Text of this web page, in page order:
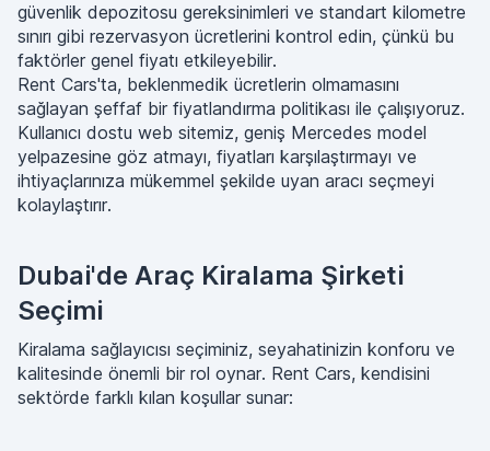
güvenlik depozitosu gereksinimleri ve standart kilometre
sınırı gibi rezervasyon ücretlerini kontrol edin, çünkü bu
faktörler genel fiyatı etkileyebilir.
Rent Cars'ta, beklenmedik ücretlerin olmamasını
sağlayan şeffaf bir fiyatlandırma politikası ile çalışıyoruz.
Kullanıcı dostu web sitemiz, geniş Mercedes model
yelpazesine göz atmayı, fiyatları karşılaştırmayı ve
ihtiyaçlarınıza mükemmel şekilde uyan aracı seçmeyi
kolaylaştırır.
Dubai'de Araç Kiralama Şirketi
Seçimi
Kiralama sağlayıcısı seçiminiz, seyahatinizin konforu ve
kalitesinde önemli bir rol oynar. Rent Cars, kendisini
sektörde farklı kılan koşullar sunar: